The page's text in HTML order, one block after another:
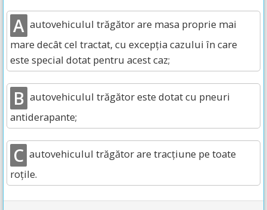
A autovehiculul trăgător are masa proprie mai
mare decât cel tractat, cu excepţia cazului în care
este special dotat pentru acest caz;
B autovehiculul trăgător este dotat cu pneuri
antiderapante;
C autovehiculul trăgător are tracţiune pe toate
roţile.